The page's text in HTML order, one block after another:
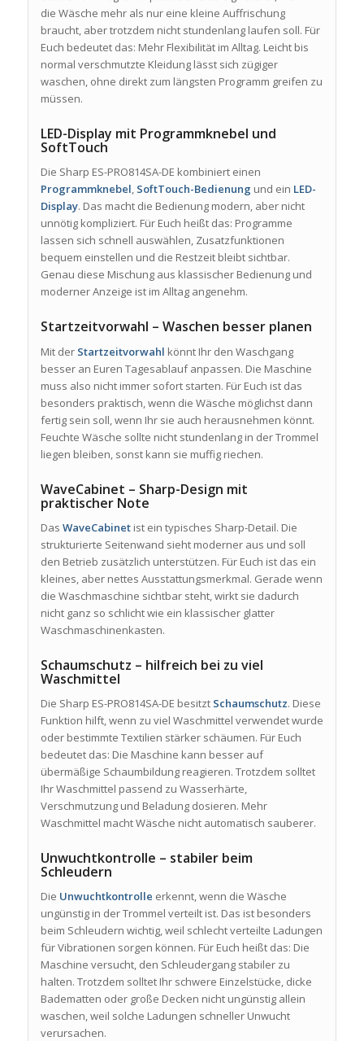
die Wäsche mehr als nur eine kleine Auffrischung
braucht, aber trotzdem nicht stundenlang laufen soll. Für
Euch bedeutet das: Mehr Flexibilität im Alltag. Leicht bis
normal verschmutzte Kleidung lässt sich zügiger
waschen, ohne direkt zum längsten Programm greifen zu
müssen.
LED-Display mit Programmknebel und
SoftTouch
Die Sharp ES-PRO814SA-DE kombiniert einen
Programmknebel, SoftTouch-Bedienung und ein LED-
Display. Das macht die Bedienung modern, aber nicht
unnötig kompliziert. Für Euch heißt das: Programme
lassen sich schnell auswählen, Zusatzfunktionen
bequem einstellen und die Restzeit bleibt sichtbar.
Genau diese Mischung aus klassischer Bedienung und
moderner Anzeige ist im Alltag angenehm.
Startzeitvorwahl – Waschen besser planen
Mit der Startzeitvorwahl könnt Ihr den Waschgang
besser an Euren Tagesablauf anpassen. Die Maschine
muss also nicht immer sofort starten. Für Euch ist das
besonders praktisch, wenn die Wäsche möglichst dann
fertig sein soll, wenn Ihr sie auch herausnehmen könnt.
Feuchte Wäsche sollte nicht stundenlang in der Trommel
liegen bleiben, sonst kann sie muffig riechen.
WaveCabinet – Sharp-Design mit
praktischer Note
Das WaveCabinetist ein typisches Sharp-Detail. Die
strukturierte Seitenwand sieht moderner aus und soll
den Betrieb zusätzlich unterstützen. Für Euch ist das ein
kleines, aber nettes Ausstattungsmerkmal. Gerade wenn
die Waschmaschine sichtbar steht, wirkt sie dadurch
nicht ganz so schlicht wie ein klassischer glatter
Waschmaschinenkasten.
Schaumschutz – hilfreich bei zu viel
Waschmittel
Die Sharp ES-PRO814SA-DE besitzt Schaumschutz. Diese
Funktion hilft, wenn zu viel Waschmittel verwendet wurde
oder bestimmte Textilien stärker schäumen. Für Euch
bedeutet das: Die Maschine kann besser auf
übermäßige Schaumbildung reagieren. Trotzdem solltet
Ihr Waschmittel passend zu Wasserhärte,
Verschmutzung und Beladung dosieren. Mehr
Waschmittel macht Wäsche nicht automatisch sauberer.
Unwuchtkontrolle – stabiler beim
Schleudern
Die Unwuchtkontrolle erkennt, wenn die Wäsche
ungünstig in der Trommel verteilt ist. Das ist besonders
beim Schleudern wichtig, weil schlecht verteilte Ladungen
für Vibrationen sorgen können. Für Euch heißt das: Die
Maschine versucht, den Schleudergang stabiler zu
halten. Trotzdem solltet Ihr schwere Einzelstücke, dicke
Badematten oder große Decken nicht ungünstig allein
waschen, weil solche Ladungen schneller Unwucht
verursachen.